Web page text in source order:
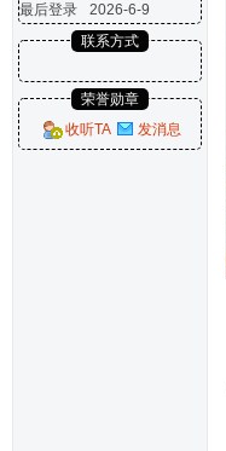
最后登录
2026-6-9
联系方式
荣誉勋章
收听TA
发消息